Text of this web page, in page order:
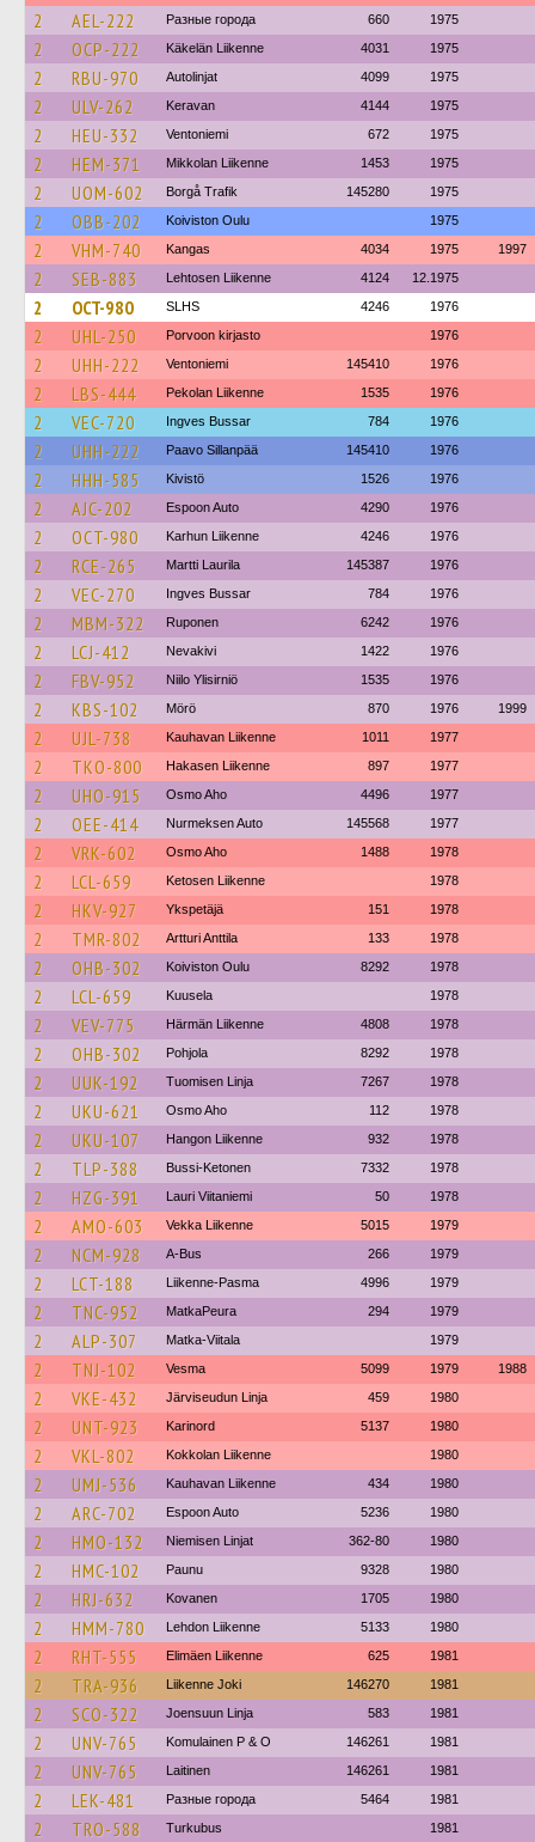
2
AEL-222 Разные города 660 1975
2 OCP-222 Käkelän Liikenne 4031 1975
2 RBU-970 Autolinjat 4099 1975
2 ULV-262 Keravan 4144 1975
2 HEU-332 Ventoniemi 672 1975
2 HEM-371 Mikkolan Liikenne 1453 1975
2 UOM-602 Borgå Trafik 145280 1975
2 OBB-202 Koiviston Oulu 1975
2 VHM-740 Kangas 4034 1975 1997
2 SEB-883 Lehtosen Liikenne 4124 12.1975
2 OCT-980 SLHS 4246 1976
2 UHL-250 Porvoon kirjasto 1976
2 UHH-222 Ventoniemi 145410 1976
2 LBS-444 Pekolan Liikenne 1535 1976
2 VEC-720 Ingves Bussar 784 1976
2 UHH-222 Paavo Sillanpää 145410 1976
2 HHH-585 Kivistö 1526 1976
2 AJC-202 Espoon Auto 4290 1976
2 OCT-980 Karhun Liikenne 4246 1976
2 RCE-265 Martti Laurila 145387 1976
2 VEC-270 Ingves Bussar 784 1976
2 MBM-322 Ruponen 6242 1976
2 LCJ-412 Nevakivi 1422 1976
2 FBV-952 Niilo Ylisirniö 1535 1976
2 KBS-102 Mörö 870 1976 1999
2 UJL-738 Kauhavan Liikenne 1011 1977
2 TKO-800 Hakasen Liikenne 897 1977
2 UHO-915 Osmo Aho 4496 1977
2 OEE-414 Nurmeksen Auto 145568 1977
2 VRK-602 Osmo Aho 1488 1978
2 LCL-659 Ketosen Liikenne 1978
2 HKV-927 Ykspetäjä 151 1978
2 TMR-802 Artturi Anttila 133 1978
2 OHB-302 Koiviston Oulu 8292 1978
2 LCL-659 Kuusela 1978
2 VEV-775 Härmän Liikenne 4808 1978
2 OHB-302 Pohjola 8292 1978
2 UUK-192 Tuomisen Linja 7267 1978
2 UKU-621 Osmo Aho 112 1978
2 UKU-107 Hangon Liikenne 932 1978
2 TLP-388 Bussi-Ketonen 7332 1978
2 HZG-391 Lauri Viitaniemi 50 1978
2 AMO-603 Vekka Liikenne 5015 1979
2 NCM-928 A-Bus 266 1979
2 LCT-188 Liikenne-Pasma 4996 1979
2 TNC-952 MatkaPeura 294 1979
2 ALP-307 Matka-Viitala 1979
2 TNJ-102 Vesma 5099 1979 1988
2 VKE-432 Järviseudun Linja 459 1980
2 UNT-923 Karinord 5137 1980
2 VKL-802 Kokkolan Liikenne 1980
2 UMJ-536 Kauhavan Liikenne 434 1980
2 ARC-702 Espoon Auto 5236 1980
2 HMO-132 Niemisen Linjat 362-80 1980
2 HMC-102 Paunu 9328 1980
2 HRJ-632 Kovanen 1705 1980
2 HMM-780 Lehdon Liikenne 5133 1980
2 RHT-555 Elimäen Liikenne 625 1981
2 TRA-936 Liikenne Joki 146270 1981
2 SCO-322 Joensuun Linja 583 1981
2 UNV-765 Komulainen P & O 146261 1981
2 UNV-765 Laitinen 146261 1981
2 LEK-481 Разные города 5464 1981
2 TRO-588 Turkubus 1981